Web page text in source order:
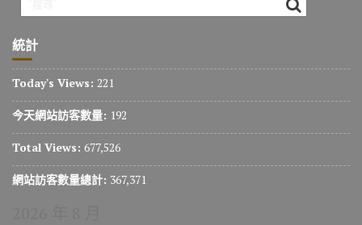
統計
Today's Views: 221
今天網站訪客數量: 192
Total Views: 677,526
網站訪客數量總計: 367,371